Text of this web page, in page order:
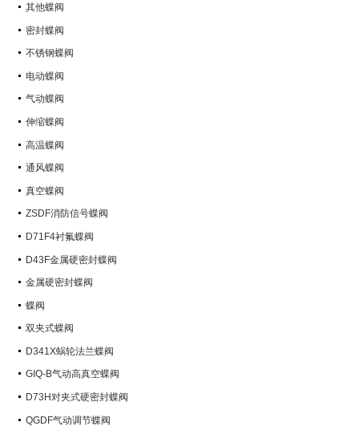
其他蝶阀
密封蝶阀
不锈钢蝶阀
电动蝶阀
气动蝶阀
伸缩蝶阀
高温蝶阀
通风蝶阀
真空蝶阀
ZSDF消防信号蝶阀
D71F4衬氟蝶阀
D43F金属硬密封蝶阀
金属硬密封蝶阀
蝶阀
双夹式蝶阀
D341X蜗轮法兰蝶阀
GIQ-B气动高真空蝶阀
D73H对夹式硬密封蝶阀
QGDF气动调节蝶阀